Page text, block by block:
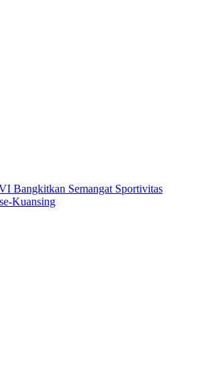
Bangkitkan Semangat Sportivitas
Kuansing